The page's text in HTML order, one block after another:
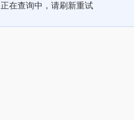
正在查询中，请刷新重试